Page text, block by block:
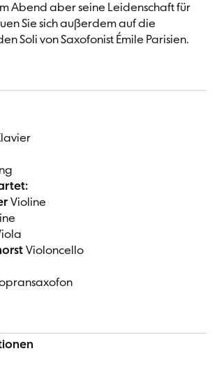
Abend aber seine Leidenschaft für
Sie sich außerdem auf die
Soli von Saxofonist Émile Parisien.
Violine
Violoncello